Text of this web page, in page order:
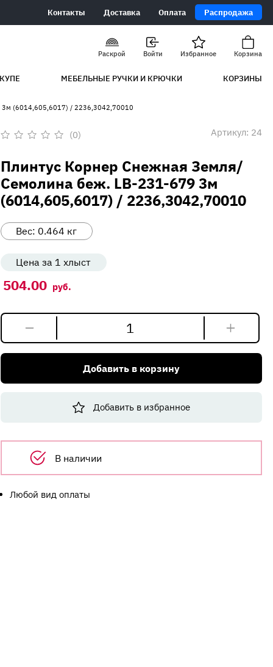
Контакты Доставка Оплата Распродажа
Раскрой Войти Избранное Корзина
МЕБЕЛЬНЫЕ РУЧКИ И КРЮЧКИ КОРЗИНЫ
3м (6014,605,6017) / 2236,3042,70010
Артикул: 24
из
5
(0)
Плинтус Корнер Снежная Земля/
Семолина беж. LB-231-679 3м
(6014,605,6017) / 2236,3042,70010
Вес: 0.464 кг
Цена за 1 хлыст
504.00 руб.
товара
Плинтус
Снежная
3м
Добавить в корзину
Добавить в избранное
В наличии
Любой вид оплаты